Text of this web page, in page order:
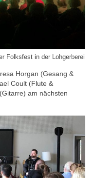
Folksfest in der Lohgerberei
Horgan (Gesang &
Coult (Flute &
am nächsten